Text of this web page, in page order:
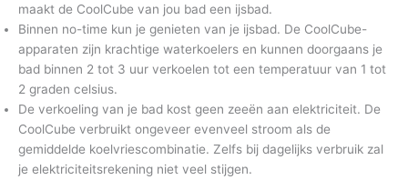
maakt de CoolCube van jou bad een ijsbad.
Binnen no-time kun je genieten van je ijsbad. De CoolCube-
apparaten zijn krachtige waterkoelers en kunnen doorgaans je
bad binnen 2 tot 3 uur verkoelen tot een temperatuur van 1 tot
2 graden celsius.
De verkoeling van je bad kost geen zeeën aan elektriciteit. De
CoolCube verbruikt ongeveer evenveel stroom als de
gemiddelde koelvriescombinatie. Zelfs bij dagelijks verbruik zal
je elektriciteitsrekening niet veel stijgen.